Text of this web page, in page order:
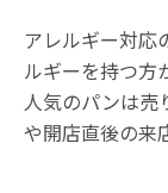
アレルギー対応
ルギーを持つ方
人気のパンは売
や開店直後の来